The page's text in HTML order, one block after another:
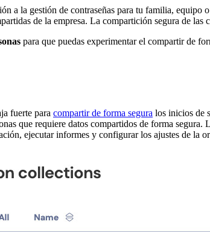
a la gestión de contraseñas para tu familia,
de la empresa. La compartición segura de las
para que puedas experimentar el compartir de
fuerte para compartir de forma segura los inicios de
que requiere datos compartidos de forma
ejecutar informes y configurar los ajustes de la